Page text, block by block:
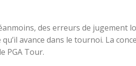
des erreurs de jugement
avance dans le tournoi. La
PGA Tour.